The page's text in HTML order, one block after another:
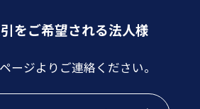
をご希望される法人様
ージよりご連絡ください。